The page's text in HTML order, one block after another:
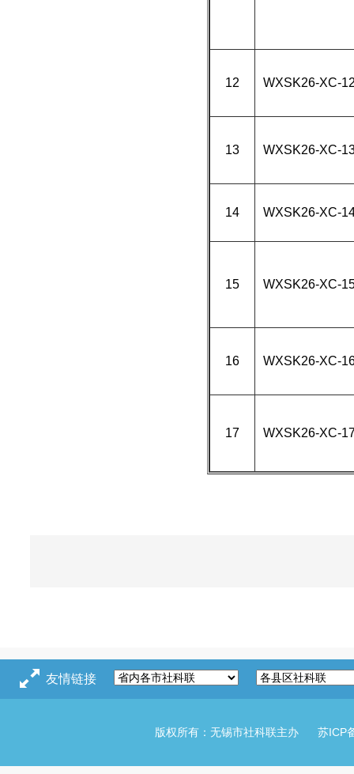
12 WXSK26-XC-
13 WXSK26-XC-
14 WXSK26-XC-
15 WXSK26-XC-
16 WXSK26-XC-
17 WXSK26-XC-
友情链接
版权所有：无锡市社科联主办 苏ICP